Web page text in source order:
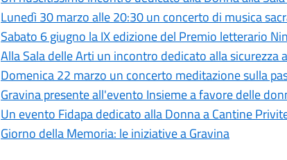
Lunedì 30 marzo alle 20:30 un concerto di musica
Sabato 6 giugno la IX edizione del Premio letterario
Alla Sala delle Arti un incontro dedicato alla sicurezza
Domenica 22 marzo un concerto meditazione sulla
Gravina presente all'evento Insieme a favore delle
Un evento Fidapa dedicato alla Donna a Cantine
Giorno della Memoria: le iniziative a Gravina